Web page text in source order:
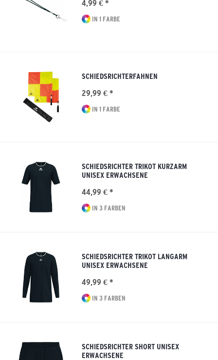
4,99 € *
IN 1 FARBE
SCHIEDSRICHTERFAHNEN
29,99 € *
IN 1 FARBE
SCHIEDSRICHTER TRIKOT KURZARM
UNISEX ERWACHSENE
44,99 € *
IN 3 FARBEN
SCHIEDSRICHTER TRIKOT LANGARM
UNISEX ERWACHSENE
49,99 € *
IN 3 FARBEN
SCHIEDSRICHTER SHORT UNISEX
ERWACHSENE